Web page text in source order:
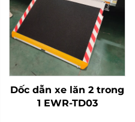
Dốc dẫn xe lăn 2 trong
1 EWR-TD03